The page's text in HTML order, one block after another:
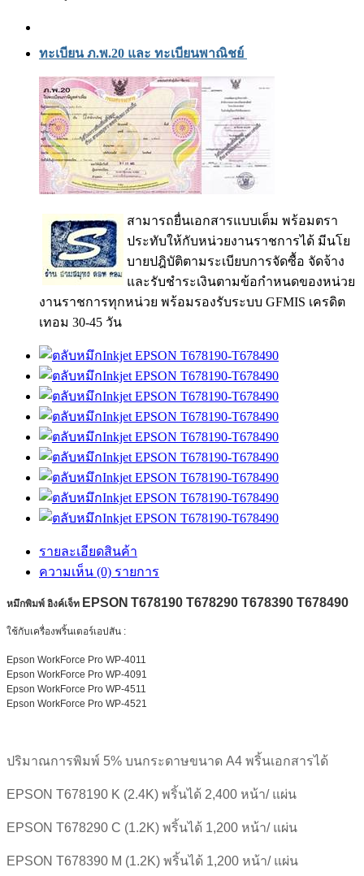
ทะเบียน ภ.พ.20 และ ทะเบียนพาณิชย์
สามารถยื่นเอกสารแบบเต็ม พร้อมตรา
ประทับให้กับหน่วยงานราชการได้ มีนโย
บายปฎิบัติตามระเบียบการจัดซื้อ จัดจ้าง
และรับชำระเงินตามข้อกำหนดของหน่วย
งานราชการทุกหน่วย พร้อมรองรับระบบ GFMIS เครดิต
เทอม 30-45 วัน
รายละเอียดสินค้า
ความเห็น (0) รายการ
หมึกพิมพ์ อิงค์เจ็ท EPSON T678190 T678290 T678390 T678490
ใช้กับเครื่องพริ้นเตอร์เอปสัน :
Epson WorkForce Pro WP-4011
Epson WorkForce Pro WP-4091
Epson WorkForce Pro WP-4511
Epson WorkForce Pro WP-4521
ปริมาณการพิมพ์ 5% บนกระดาษขนาด A4 พริ้นเอกสารได้
EPSON T678190 K (2.4K) พริ้นได้ 2,400 หน้า/ แผ่น
EPSON T678290 C (1.2K) พริ้นได้ 1,200 หน้า/ แผ่น
EPSON T678390 M (1.2K) พริ้นได้ 1,200 หน้า/ แผ่น